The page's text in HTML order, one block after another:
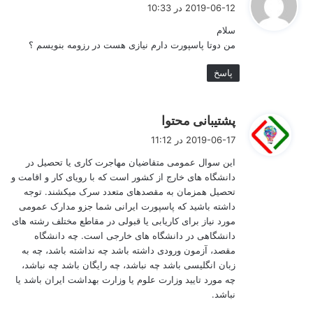
کارفرمایان و مدیران منابع انسانی موسسات استخدام کننده باید
ارزیابی کاملی از مهارت ها، دانش، توانایی‌ها، منافع، دستاوردها،
ارزش ها و صفات شخصی شما به دست آورند. اطمینان حاصل کنید
که تمام استعدادهای خود را منتقل می کنید. این ها مهارت ها و
کارفرماهای مختلف به آن علاقه مند هستند.
2019-06-12 در 10:33
سلام
من دوتا پاسپورت دارم نیازی هست در رزومه بنویسم ؟
پاسخ
پشتیبانی محتوا
ف
:
2019-06-17 در 11:12
این سوال عمومی متقاضیان مهاجرت کاری یا تحصیل در
دانشگاه های خارج از کشور است که با رویای کار و اقامت و
تحصیل همزمان به مقصدهای متعدد سرک میکشند. توجه
داشته باشید که پاسپورت ایرانی شما جزو مدارک عمومی
مورد نیاز برای کاریابی یا قبولی در مقاطع مختلف رشته های
دانشگاهی در دانشگاه های خارجی است. چه دانشگاه
مقصد، آزمون ورودی داشته باشد چه نداشته باشد، چه به
زبان انگلیسی باشد چه نباشد، چه رایگان باشد چه نباشد،
چه مورد تایید وزارت علوم یا وزارت بهداشت ایران باشد یا
نباشد.